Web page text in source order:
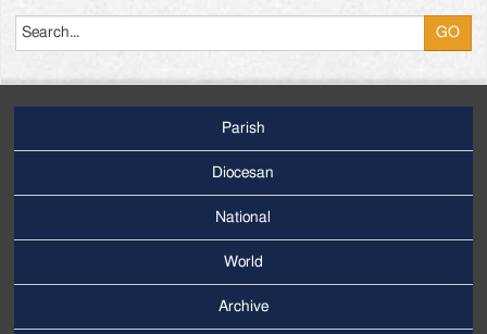
Menu
Parish
Diocesan
National
World
Archive